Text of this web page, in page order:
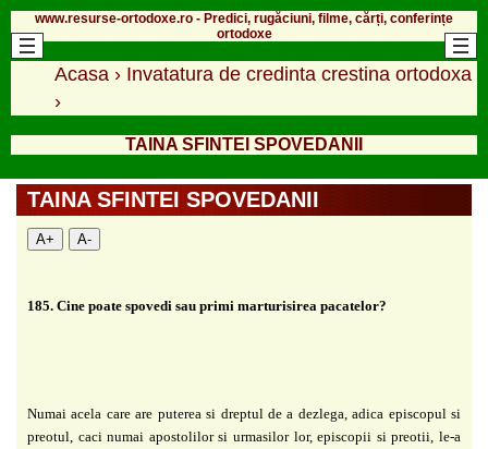
www.resurse-ortodoxe.ro - Predici, rugăciuni, filme, cărți, conferințe
ortodoxe
Acasa › Invatatura de credinta crestina ortodoxa
›
TAINA SFINTEI SPOVEDANII
TAINA SFINTEI SPOVEDANII
A+ A-
185. Cine poate spovedi sau primi marturisirea pacatelor?
Numai acela care are puterea si dreptul de a dezlega, adica episcopul si
preotul, caci numai apostolilor si urmasilor lor, episcopii si preotii, le-a